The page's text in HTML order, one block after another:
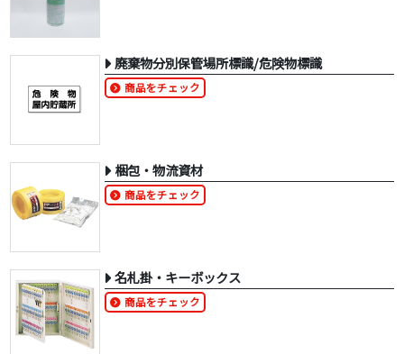
廃棄物分別保管場所標識/危険物標識
商品をチェック
梱包・物流資材
商品をチェック
名札掛・キーボックス
商品をチェック